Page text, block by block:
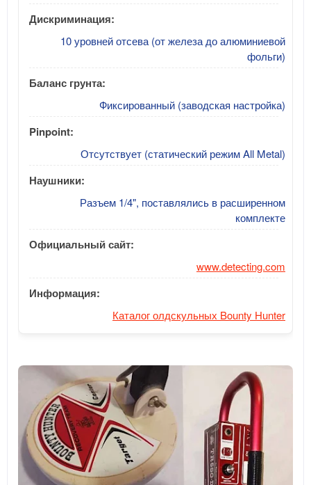
Дискриминация:
10 уровней отсева (от железа до алюминиевой
фольги)
Баланс грунта:
Фиксированный (заводская настройка)
Pinpoint:
Отсутствует (статический режим All Metal)
Наушники:
Разъем 1/4", поставлялись в расширенном
комплекте
Официальный сайт:
www.detecting.com
Информация:
Каталог олдскульных Bounty Hunter